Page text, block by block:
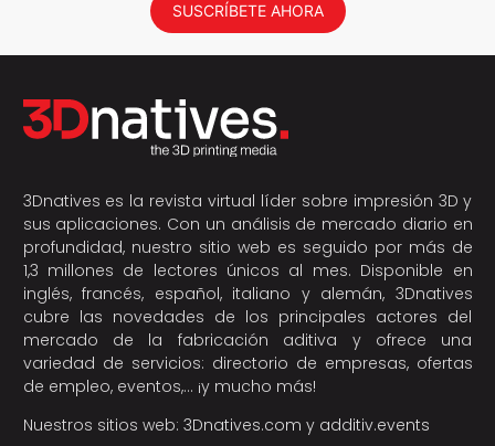
SUSCRÍBETE AHORA
3Dnatives es la revista virtual líder sobre impresión 3D y
sus aplicaciones. Con un análisis de mercado diario en
profundidad, nuestro sitio web es seguido por más de
1,3 millones de lectores únicos al mes. Disponible en
inglés, francés, español, italiano y alemán, 3Dnatives
cubre las novedades de los principales actores del
mercado de la fabricación aditiva y ofrece una
variedad de servicios: directorio de empresas, ofertas
de empleo, eventos,… ¡y mucho más!
Nuestros sitios web: 3Dnatives.com y additiv.events